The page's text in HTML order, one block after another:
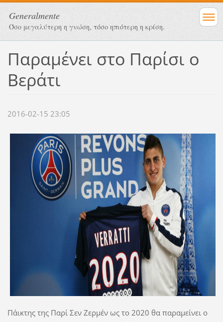
Generalmente
Όσο μεγαλύτερη η γνώση, τόσο ηπιότερη η κρίση.
Παραμένει στο Παρίσι ο
Βεράτι
2016-02-15 23:05
Πάικτης της Παρί Σεν Ζερμέν ως το 2020 θα παραμείνει ο